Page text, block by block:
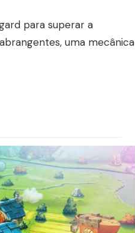
para superar a
uma mecânica